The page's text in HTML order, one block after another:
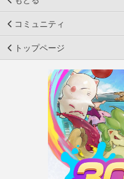
コミュニティ
トップページ